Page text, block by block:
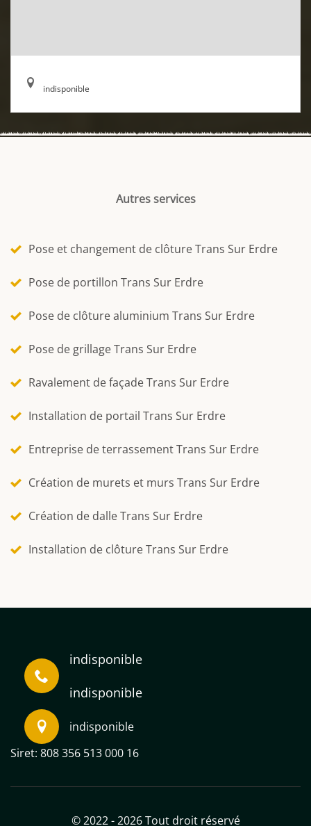
indisponible
Autres services
Pose et changement de clôture Trans Sur Erdre
Pose de portillon Trans Sur Erdre
Pose de clôture aluminium Trans Sur Erdre
Pose de grillage Trans Sur Erdre
Ravalement de façade Trans Sur Erdre
Installation de portail Trans Sur Erdre
Entreprise de terrassement Trans Sur Erdre
Création de murets et murs Trans Sur Erdre
Création de dalle Trans Sur Erdre
Installation de clôture Trans Sur Erdre
indisponible
indisponible
indisponible
Siret: 808 356 513 000 16
© 2022 - 2026 Tout droit réservé